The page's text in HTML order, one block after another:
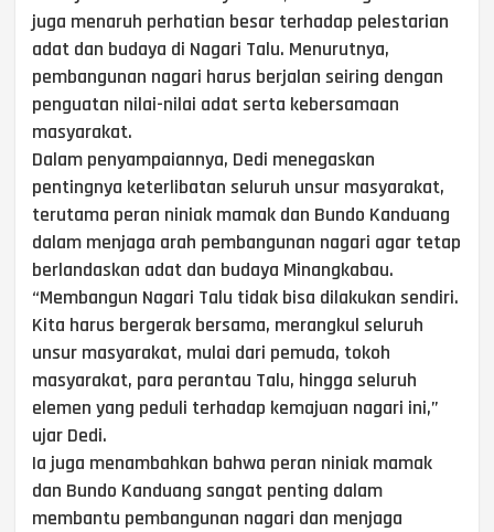
juga menaruh perhatian besar terhadap pelestarian
adat dan budaya di Nagari Talu. Menurutnya,
pembangunan nagari harus berjalan seiring dengan
penguatan nilai-nilai adat serta kebersamaan
masyarakat.
Dalam penyampaiannya, Dedi menegaskan
pentingnya keterlibatan seluruh unsur masyarakat,
terutama peran niniak mamak dan Bundo Kanduang
dalam menjaga arah pembangunan nagari agar tetap
berlandaskan adat dan budaya Minangkabau.
“Membangun Nagari Talu tidak bisa dilakukan sendiri.
Kita harus bergerak bersama, merangkul seluruh
unsur masyarakat, mulai dari pemuda, tokoh
masyarakat, para perantau Talu, hingga seluruh
elemen yang peduli terhadap kemajuan nagari ini,”
ujar Dedi.
Ia juga menambahkan bahwa peran niniak mamak
dan Bundo Kanduang sangat penting dalam
membantu pembangunan nagari dan menjaga